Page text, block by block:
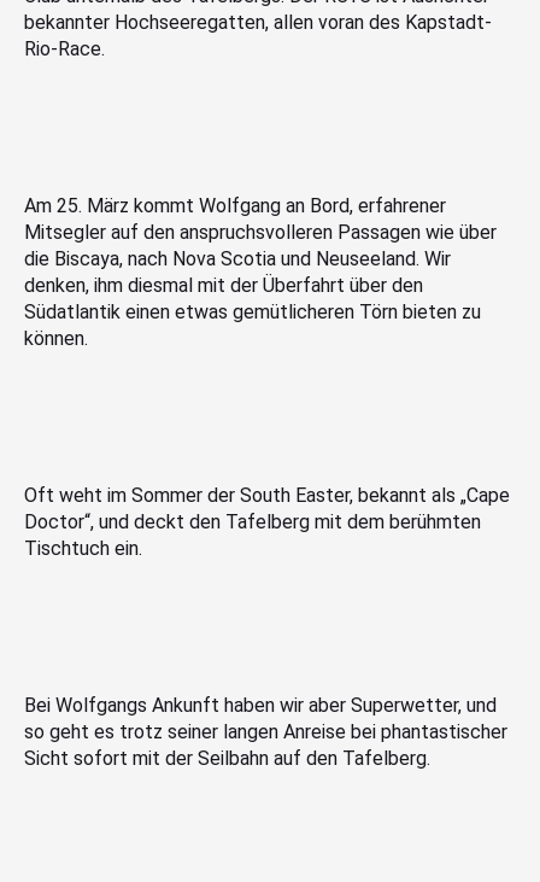
bekannter Hochseeregatten, allen voran des Kapstadt-
Rio-Race.
Am 25. März kommt Wolfgang an Bord, erfahrener
Mitsegler auf den anspruchsvolleren Passagen wie über
die Biscaya, nach Nova Scotia und Neuseeland. Wir
denken, ihm diesmal mit der Überfahrt über den
Südatlantik einen etwas gemütlicheren Törn bieten zu
können.
Oft weht im Sommer der South Easter, bekannt als „Cape
Doctor“, und deckt den Tafelberg mit dem berühmten
Tischtuch ein.
Bei Wolfgangs Ankunft haben wir aber Superwetter, und
so geht es trotz seiner langen Anreise bei phantastischer
Sicht sofort mit der Seilbahn auf den Tafelberg.